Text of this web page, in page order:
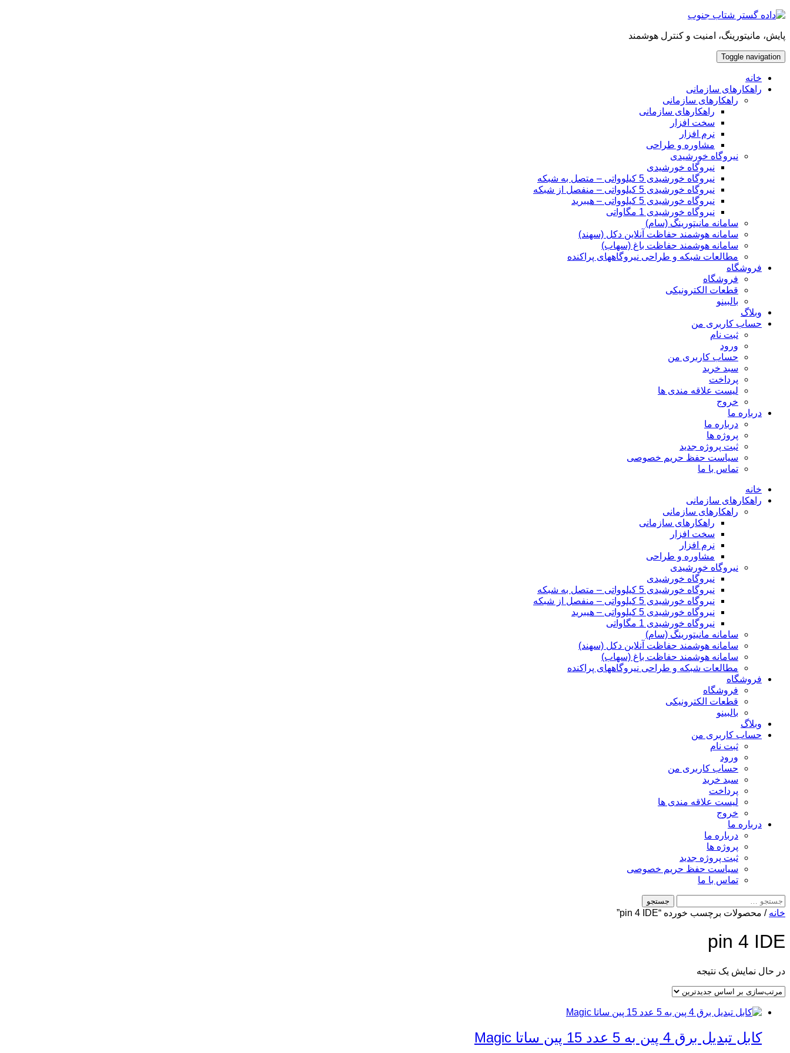
Skip
content
پایش، مانیتورینگ، امنیت و کنترل هوشمند
Toggle navigation
خانه
راهکارهای سازمانی
راهکارهای سازمانی
راهکارهای سازمانی
سخت افزار
نرم افزار
مشاوره و طراحی
نیروگاه خورشیدی
نیروگاه خورشیدی
نیروگاه خورشیدی 5 کیلوواتی – متصل به شبکه
نیروگاه خورشیدی 5 کیلوواتی – منفصل از شبکه
نیروگاه خورشیدی 5 کیلوواتی – هیبرید
نیروگاه خورشیدی 1 مگاواتی
سامانه مانیتورینگ (سام)
سامانه هوشمند حفاظت آنلاین دکل‌ (سهند)
سامانه هوشمند حفاظت باغ (سهاب)
مطالعات شبکه و طراحی نیروگاههای پراکنده
فروشگاه
فروشگاه
قطعات الکترونیکی
بالبینو
وبلاگ
حساب کاربری من
ثبت نام
ورود
حساب کاربری من
سبد خرید
پرداخت
لیست علاقه مندی ها
خروج
درباره ما
درباره ما
پروژه ها
ثبت پروژه جدید
سیاست حفظ حریم خصوصی
تماس با ما
خانه
راهکارهای سازمانی
راهکارهای سازمانی
راهکارهای سازمانی
سخت افزار
نرم افزار
مشاوره و طراحی
نیروگاه خورشیدی
نیروگاه خورشیدی
نیروگاه خورشیدی 5 کیلوواتی – متصل به شبکه
نیروگاه خورشیدی 5 کیلوواتی – منفصل از شبکه
نیروگاه خورشیدی 5 کیلوواتی – هیبرید
نیروگاه خورشیدی 1 مگاواتی
سامانه مانیتورینگ (سام)
سامانه هوشمند حفاظت آنلاین دکل‌ (سهند)
سامانه هوشمند حفاظت باغ (سهاب)
مطالعات شبکه و طراحی نیروگاههای پراکنده
فروشگاه
فروشگاه
قطعات الکترونیکی
بالبینو
وبلاگ
حساب کاربری من
ثبت نام
ورود
حساب کاربری من
سبد خرید
پرداخت
لیست علاقه مندی ها
خروج
درباره ما
درباره ما
پروژه ها
ثبت پروژه جدید
سیاست حفظ حریم خصوصی
تماس با ما
جستجو
برای:
خانه / محصولات برچسب خورده “pin 4 IDE”
pin 4 IDE
در حال نمایش یک نتیجه
کابل تبدیل برق 4 پین به 5 عدد 15 پین ساتا Magic